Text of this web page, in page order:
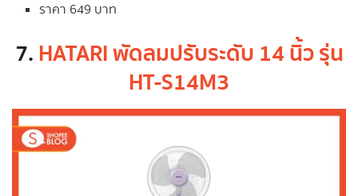
ราคา 649 บาท
7. HATARI พัดลมปรับระดับ 14 นิ้ว รุ่น
HT-S14M3